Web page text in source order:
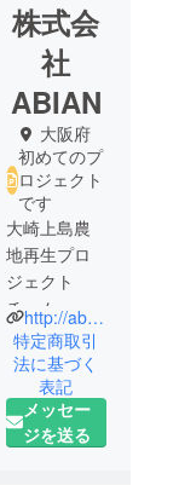
株式会
社
ABIAN
大阪府
初めてのプ
ロジェクト
です
大崎上島農
地再生プロ
ジェクト
チーム、株
式会社
ABIAN（アビ
アン）で
す。
http://abian.biz
特定商取引
法に基づく
表記
メッセー
ジを送る